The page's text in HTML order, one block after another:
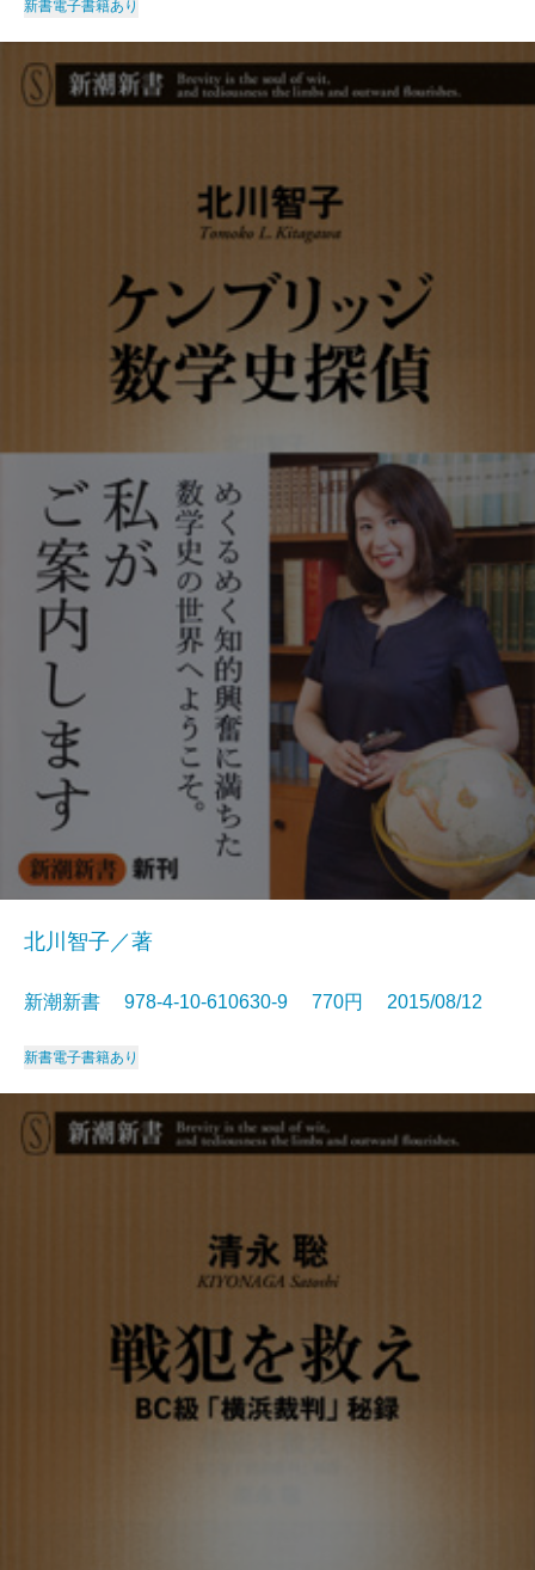
新書電子書籍あり
北川智子／著
新潮新書 978-4-10-610630-9 770円 2015/08/12
新書電子書籍あり